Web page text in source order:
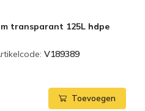
transparant 125L hdpe
V189389
Toevoegen